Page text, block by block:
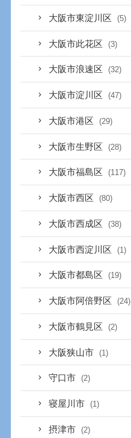
大阪市東淀川区 (5)
大阪市此花区 (3)
大阪市浪速区 (32)
大阪市淀川区 (47)
大阪市港区 (29)
大阪市生野区 (28)
大阪市福島区 (117)
大阪市西区 (80)
大阪市西成区 (38)
大阪市西淀川区 (1)
大阪市都島区 (19)
大阪市阿倍野区 (24)
大阪市鶴見区 (2)
大阪狭山市 (1)
守口市 (2)
寝屋川市 (1)
摂津市 (2)